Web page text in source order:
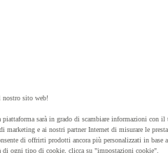
Manutan Expert
Prodotti in
nostro sito web!
sarà in grado di scambiare informazioni con il
marketing e ai nostri partner Internet di misurare le
di offrirti prodotti ancora più personalizzati in base
ogni tipo di cookie, clicca su "impostazioni cookie".